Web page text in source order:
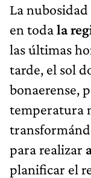
La
en todala
las últimas
tarde, el sol
bonaerense,
temperatura
para realizar
planificar el